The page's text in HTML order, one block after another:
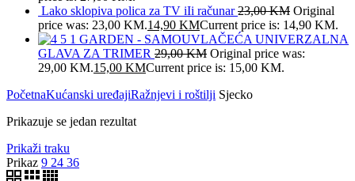
Lako sklopiva polica za TV iIi računar23,00KM Original
price was: 23,00 KM.14,90 KMCurrent price is: 14,90 KM.
GARDEN - SAMOUVLAČEĆA UNIVERZALNA
GLAVA ZA TRIMER 29,00KM Original price was:
29,00 KM.15,00 KMCurrent price is: 15,00 KM.
PočetnaKućanski uređajiRažnjevi i roštilji Sjecko
Prikazuje se jedan rezultat
Prikaži traku
Prikaz 9 24 36